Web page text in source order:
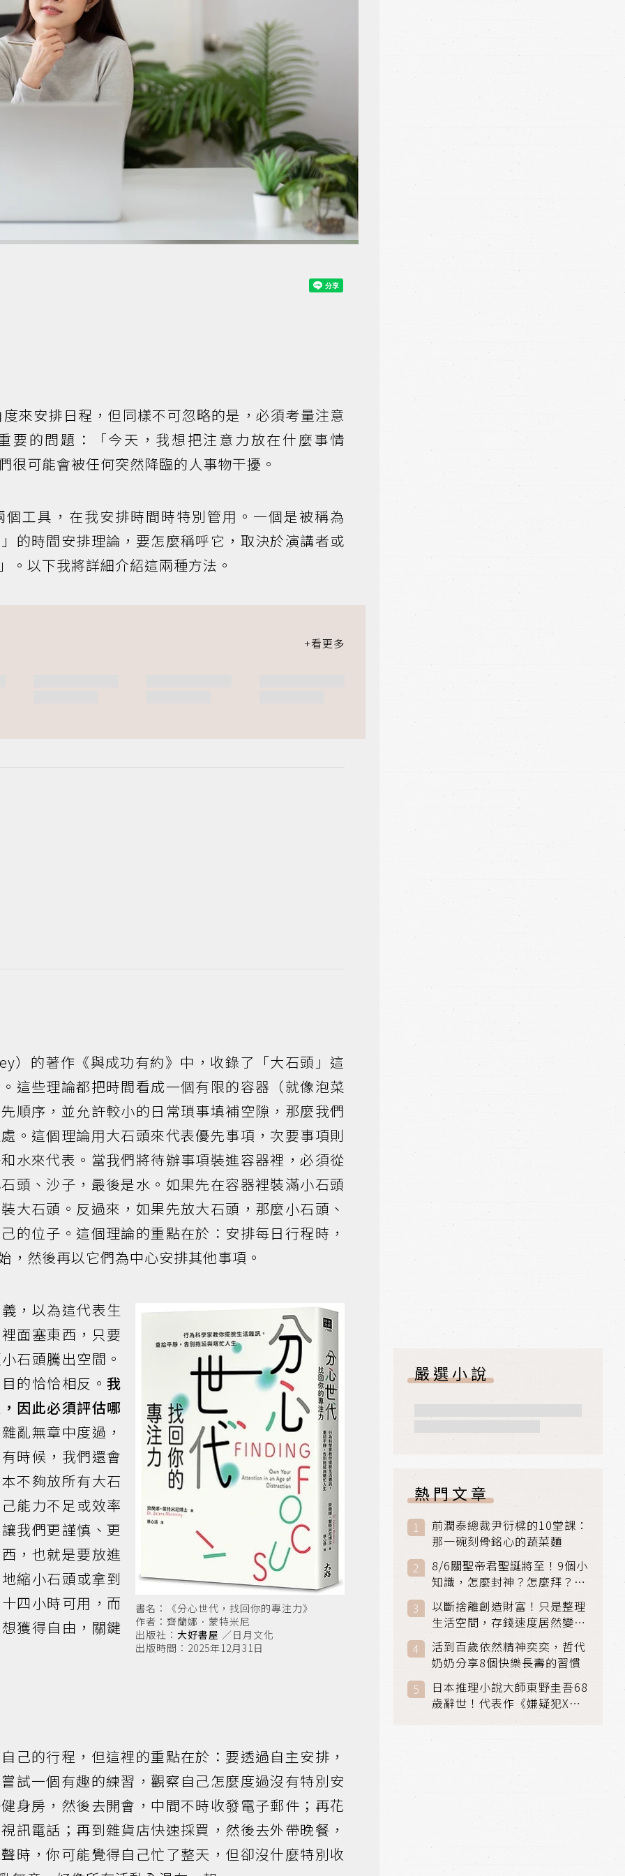
來安排日程，但同樣不可忽略的是，必須考量注意
要的問題：「今天，我想把注意力放在什麼事情
很可能會被任何突然降臨的人事物干擾。
工具，在我安排時間時特別管用。一個是被稱為
的時間安排理論，要怎麼稱呼它，取決於演講者或
。以下我將詳細介紹這兩種方法。
）的著作《與成功有約》中，收錄了「大石頭」這
這些理論都把時間看成一個有限的容器（就像泡菜
順序，並允許較小的日常瑣事填補空隙，那麼我們
。這個理論用大石頭來代表優先事項，次要事項則
水來代表。當我們將待辦事項裝進容器裡，必須從
頭、沙子，最後是水。如果先在容器裡裝滿小石頭
大石頭。反過來，如果先放大石頭，那麼小石頭、
的位子。這個理論的重點在於：安排每日行程時，
，然後再以它們為中心安排其他事項。
書名：《分心世代，找回你的專注力》
作者：齊蘭娜．蒙特米尼
出版社： 大好書屋 ／日月文化
出版時間：2025年12月31日
，以為這代表生
面塞東西，只要
石頭騰出空間。
的恰恰相反。 我
因此必須評估哪
亂無章中度過，
時候，我們還會
不夠放所有大石
能力不足或效率
我們更謹慎、更
，也就是要放進
縮小石頭或拿到
四小時可用，而
獲得自由，關鍵
己的行程，但這裡的重點在於：要透過自主安排，
試一個有趣的練習，觀察自己怎麼度過沒有特別安
身房，然後去開會，中間不時收發電子郵件；再花
訊電話；再到雜貨店快速採買，然後去外帶晚餐，
時，你可能覺得自己忙了整天，但卻沒什麼特別收
嚴選小說
熱門文章
前潤泰總裁尹衍樑的10堂課：
那一碗刻骨銘心的蔬菜麵
8/6關聖帝君聖誕將至！9個小
知識，怎麼封神？怎麼拜？該
拜哪個關帝？
以斷捨離創造財富！只是整理
生活空間，存錢速度居然變快
了
活到百歲依然精神奕奕，哲代
奶奶分享8個快樂長壽的習慣
日本推理小說大師東野圭吾68
歲辭世！代表作《嫌疑犯X的